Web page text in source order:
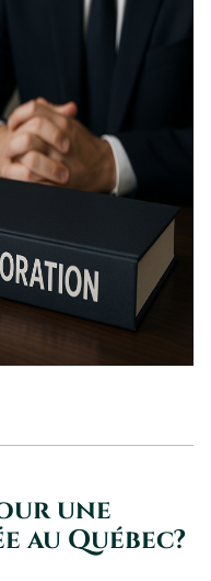
une
au Québec?